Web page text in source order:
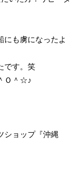
にも虜になったよ
です。笑
Ｏ＾☆♪
ショップ『沖縄